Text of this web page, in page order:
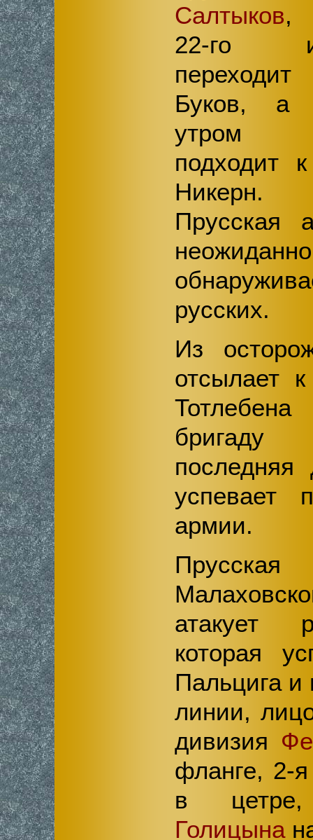
Салтыков,
22-го
Буков, а
утром
подходит
Никерн.
Прусская
неожиданно
русских.
Из
отсылает
бригаду
успевает
армии.
атакует
которая
Пальцига и
линии,
дивизия
фланге, 2-
в
Голицына